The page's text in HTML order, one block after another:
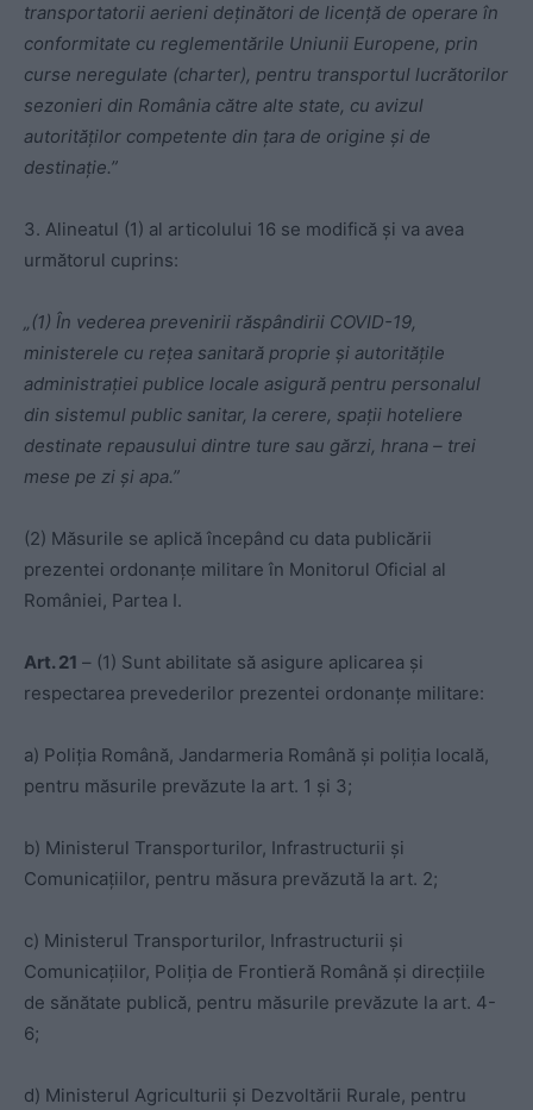
transportatorii aerieni deținători de licență de operare în
conformitate cu reglementările Uniunii Europene, prin
curse neregulate (charter), pentru transportul lucrătorilor
sezonieri din România către alte state, cu avizul
autorităților competente din țara de origine și de
destinație.”
3. Alineatul (1) al articolului 16 se modifică și va avea
următorul cuprins:
„(1) În vederea prevenirii răspândirii COVID-19,
ministerele cu rețea sanitară proprie și autoritățile
administrației publice locale asigură pentru personalul
din sistemul public sanitar, la cerere, spații hoteliere
destinate repausului dintre ture sau gărzi, hrana – trei
mese pe zi și apa.”
(2) Măsurile se aplică începând cu data publicării
prezentei ordonanțe militare în Monitorul Oficial al
României, Partea I.
Art. 21 – (1) Sunt abilitate să asigure aplicarea și
respectarea prevederilor prezentei ordonanțe militare:
a) Poliția Română, Jandarmeria Română și poliția locală,
pentru măsurile prevăzute la art. 1 și 3;
b) Ministerul Transporturilor, Infrastructurii și
Comunicațiilor, pentru măsura prevăzută la art. 2;
c) Ministerul Transporturilor, Infrastructurii și
Comunicațiilor, Poliția de Frontieră Română și direcțiile
de sănătate publică, pentru măsurile prevăzute la art. 4-
6;
d) Ministerul Agriculturii și Dezvoltării Rurale, pentru